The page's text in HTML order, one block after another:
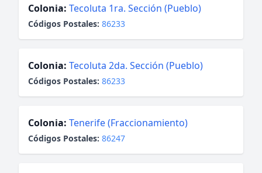
Colonia: Tecoluta 1ra. Sección (Pueblo)
Códigos Postales: 86233
Colonia: Tecoluta 2da. Sección (Pueblo)
Códigos Postales: 86233
Colonia: Tenerife (Fraccionamiento)
Códigos Postales: 86247